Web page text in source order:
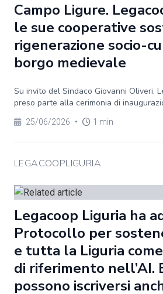
Campo Ligure.
le sue cooperative
rigenerazione socio-
borgo medievale
Su invito del Sindaco Giovanni Oliveri,
preso parte alla cerimonia di
25/06/2026 • 1 min
LEGACOOPLIGURIA
Legacoop Liguria ha
Protocollo per
e tutta la Liguria
di riferimento nell’AI.
possono iscriversi